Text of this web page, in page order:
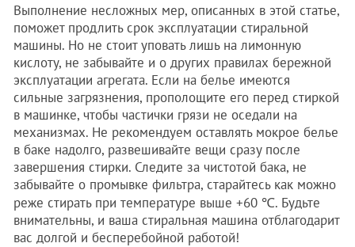
Выполнение несложных мер, описанных в этой статье,
поможет продлить срок эксплуатации стиральной
машины. Но не стоит уповать лишь на лимонную
кислоту, не забывайте и о других правилах бережной
эксплуатации агрегата. Если на белье имеются
сильные загрязнения, прополощите его перед стиркой
в машинке, чтобы частички грязи не оседали на
механизмах. Не рекомендуем оставлять мокрое белье
в баке надолго, развешивайте вещи сразу после
завершения стирки. Следите за чистотой бака, не
забывайте о промывке фильтра, старайтесь как можно
реже стирать при температуре выше +60 ℃. Будьте
внимательны, и ваша стиральная машина отблагодарит
вас долгой и бесперебойной работой!